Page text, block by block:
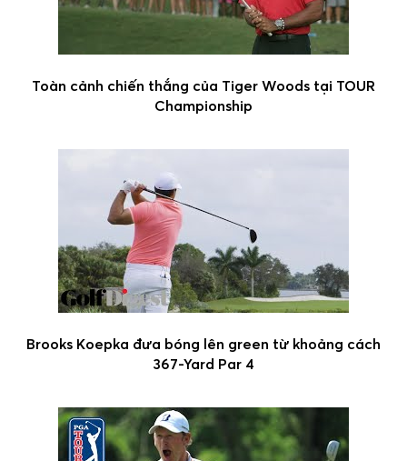
Toàn cảnh chiến thắng của Tiger Woods tại TOUR
Championship
Brooks Koepka đưa bóng lên green từ khoảng cách
367-Yard Par 4